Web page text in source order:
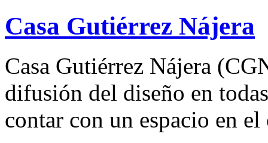
Casa Gutiérrez Nájera
Casa Gutiérrez Nájera
difusión del diseño en
contar con un espacio en